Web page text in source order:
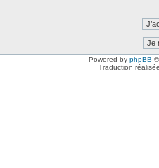
Powered by phpBB
Traduction